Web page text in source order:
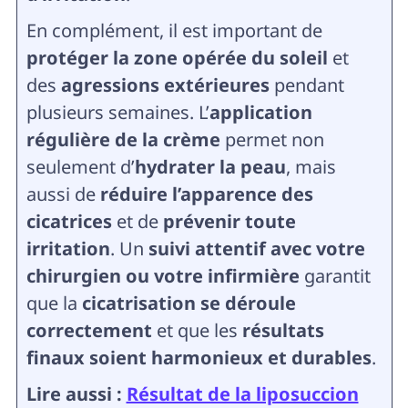
En complément, il est important de
protéger la zone opérée du soleil et
des agressions extérieurespendant
plusieurs semaines. L’application
régulière de la crème permet non
seulement d’hydrater la peau, mais
aussi de réduire l’apparence des
cicatriceset de prévenir toute
irritation. Un suivi attentif avec votre
chirurgien ou votre infirmière garantit
que la cicatrisation se déroule
correctement et que les résultats
finaux soient harmonieux et durables.
Lire aussi : Résultat de la liposuccion